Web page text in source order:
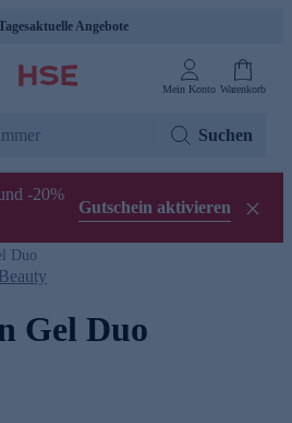
Angebote
Mein Konto Warenkorb
Suchen
-20%
Gutschein aktivieren
Duo
Gel Duo